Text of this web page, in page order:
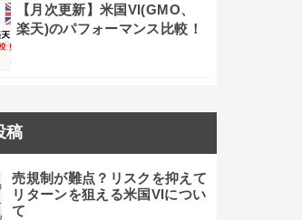
【月次更新】米国VI(GMO、
楽天)のパフォーマンス比較！
稿
売規制が難点？リスクを抑えて
リターンを狙える米国VIについ
て